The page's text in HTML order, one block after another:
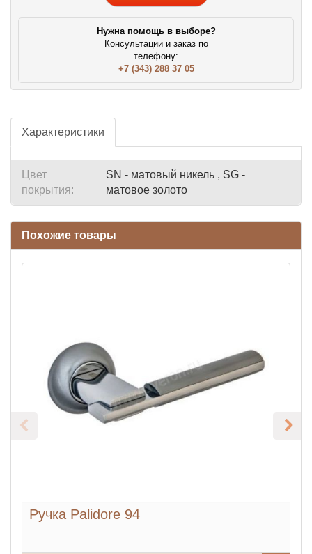
Нужна помощь в выборе?
Консультации и заказ по
телефону:
+7 (343) 288 37 05
Характеристики
Цвет
покрытия:
SN - матовый никель , SG -
матовое золото
Похожие товары
Ручка Palidore 94